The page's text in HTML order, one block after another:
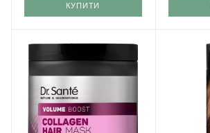
КУПИТИ